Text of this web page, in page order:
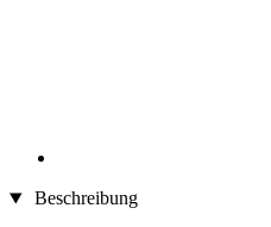
Beschreibung